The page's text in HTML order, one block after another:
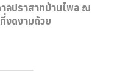
ลปราสาทบ้านไพล ณ
งดงามด้วย